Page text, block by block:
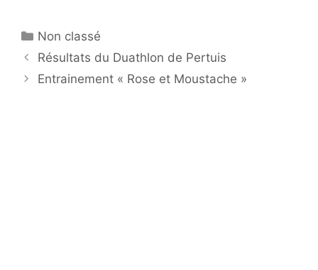
Catégories
Non classé
Résultats du Duathlon de Pertuis
Entrainement « Rose et Moustache »